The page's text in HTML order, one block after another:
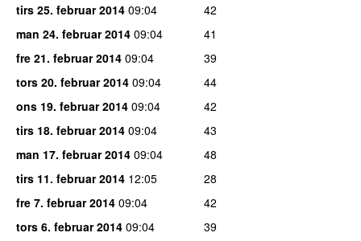
tirs 25. februar 2014 09:04
42
man 24. februar 2014 09:04
41
fre 21. februar 2014 09:04
39
tors 20. februar 2014 09:04
44
ons 19. februar 2014 09:04
42
tirs 18. februar 2014 09:04
43
man 17. februar 2014 09:04
48
tirs 11. februar 2014 12:05
28
fre 7. februar 2014 09:04
42
tors 6. februar 2014 09:04
39